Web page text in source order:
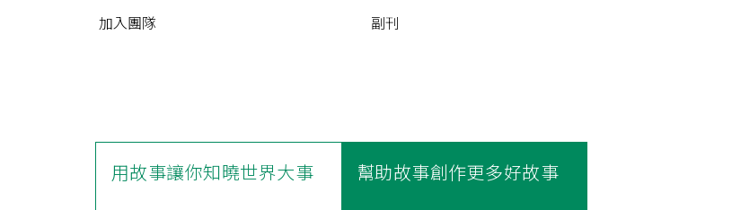
加入團隊
副刊
用故事讓你知曉世界大事 幫助故事創作更多好故事